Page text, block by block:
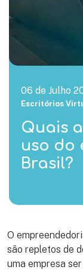
06 de Julho
Escritórios
Quais
uso do
Brasil?
O
são repletos de
uma empresa